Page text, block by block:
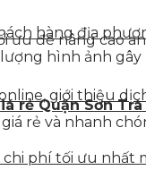
hàng địa
giới thiệu
phí tối ưu nhất
để nâng cao
hình ảnh
rẻ Quận Sơn Trà
rẻ và nhanh